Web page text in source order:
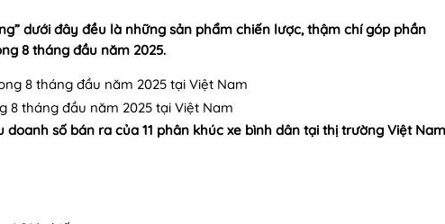
dưới đây đều là những sản phẩm chiến lược, thậm chí góp phần
8 tháng đầu năm 2025.
8 tháng đầu năm 2025 tại Việt Nam
số bán ra của 11 phân khúc xe bình dân tại thị trường Việt Nam